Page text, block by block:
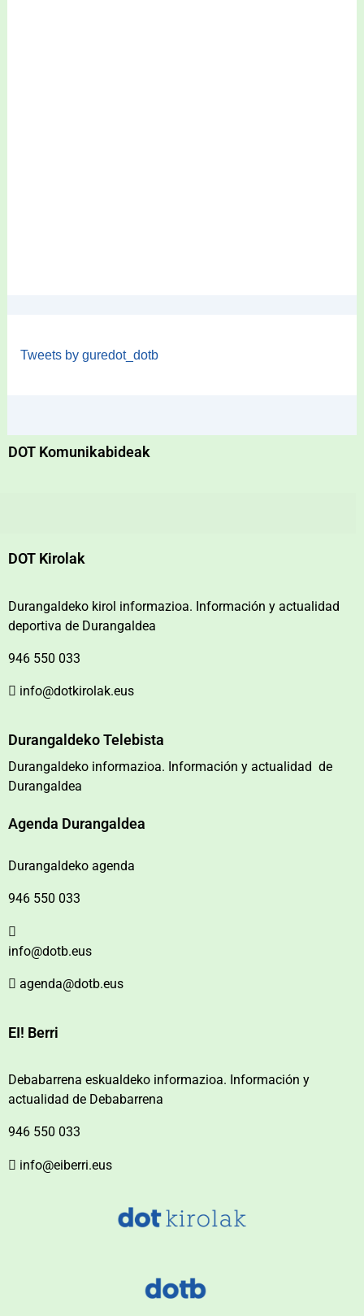
Tweets by guredot_dotb
DOT Komunikabideak
DOT Kirolak
Durangaldeko kirol informazioa. Información y actualidad
deportiva de Durangaldea
946 550 033
info@dotkirolak.eus
Durangaldeko Telebista
Durangaldeko informazioa. Información y actualidad de
Durangaldea
Agenda Durangaldea
Durangaldeko agenda
946 550 033
info@dotb.eus
agenda@dotb.eus
EI! Berri
Debabarrena eskualdeko informazioa. Información y
actualidad de Debabarrena
946 550 033
info@eiberri.eus